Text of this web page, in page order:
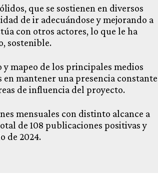
que se sostienen en diversos
de ir adecuándose y mejorando a
con otros actores, lo que le ha
sostenible.
mapeo de los principales medios
en mantener una presencia constante
de influencia del proyecto.
mensuales con distinto alcance a
de 108 publicaciones positivas y
de 2024.